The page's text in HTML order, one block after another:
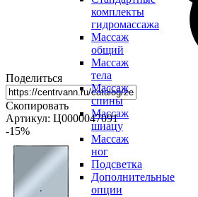
комплекты
гидромассажа
Массаж
общий
Массаж
тела
Массаж
спины
Массаж
шиацу
Массаж
ног
Подсветка
Дополнительные
опции
Поделиться
Скопировать
Артикул: Ц0000047091
-15%